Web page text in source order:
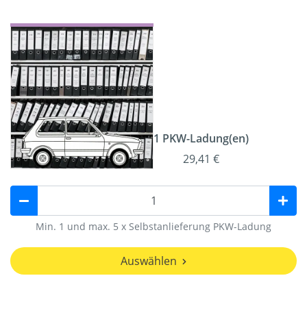
1 PKW-Ladung(en)
29,41 €
Min. 1 und max. 5 x Selbstanlieferung PKW-Ladung
Auswählen